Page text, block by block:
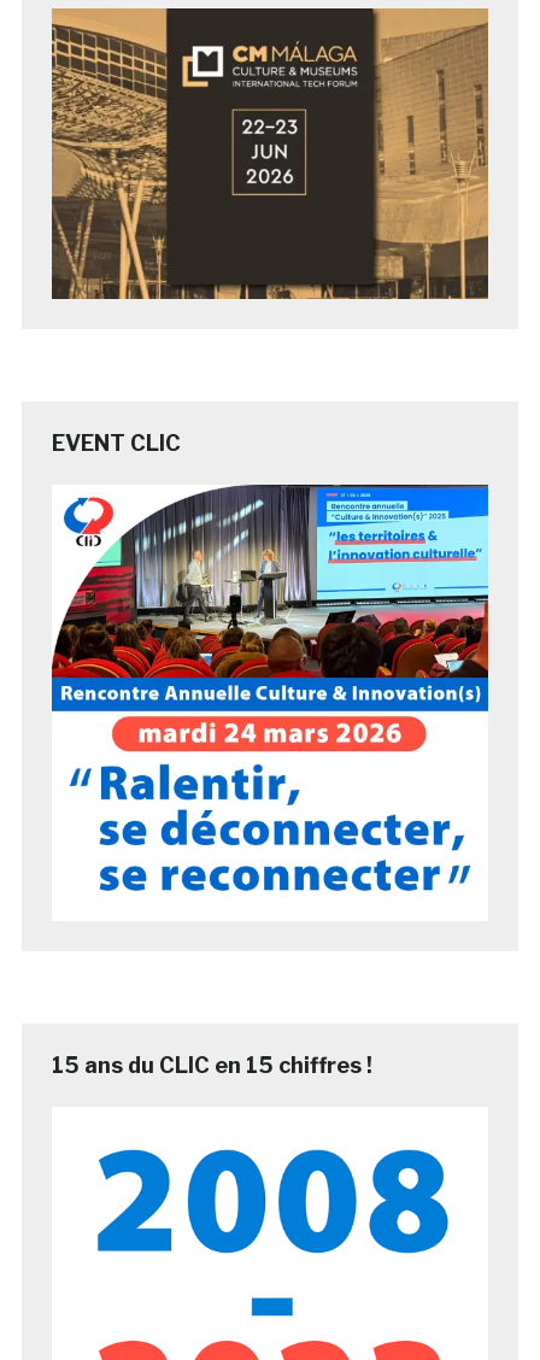
EVENT CLIC
15 ans du CLIC en 15 chiffres !